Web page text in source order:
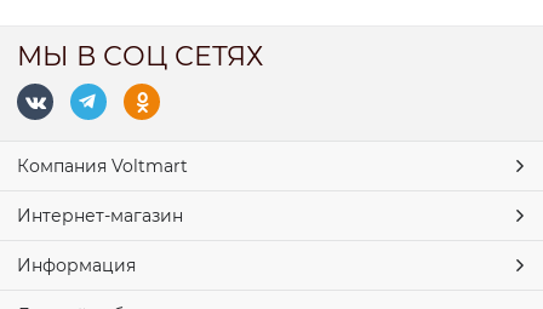
МЫ В СОЦ СЕТЯХ
Компания Voltmart
Интернет-магазин
Информация